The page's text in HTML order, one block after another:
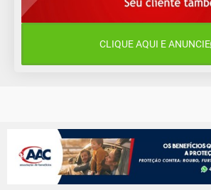
Quarta-Feira
CLIQUE AQUI E ANUNCIE